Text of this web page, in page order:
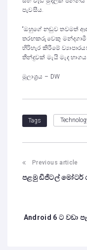
පැවසීය.
“ඔහුගේ නඩුව තවමත්
තරඟකරුවෙකු
හිරිහැර කිරීමේ
තීන්දුවක් මැයි මැද
මූලාශ්‍රය – DW
Tags
Previous article
පළමු ඩිජිටල් මෝටර්
Android 6 ට වඩා